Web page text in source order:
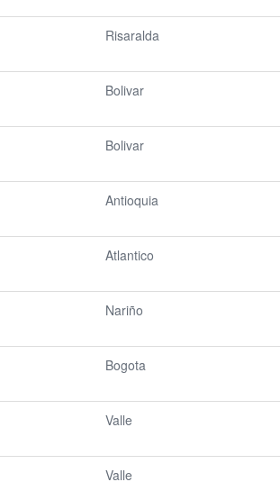
Risaralda
Bolivar
Bolivar
Antioquia
Atlantico
Nariño
Bogota
Valle
Valle